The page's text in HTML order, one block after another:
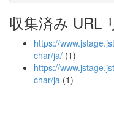
収集済み URL
https://
char/ja/ (1)
https://
char/ja (1)